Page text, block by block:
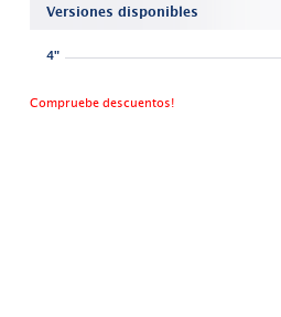
Versiones disponibles
4"
Compruebe descuentos!